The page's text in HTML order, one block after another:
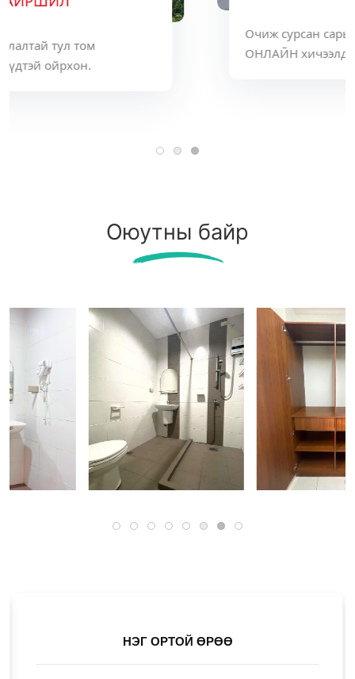
Очиж сурсан сарын тоогоор эргэж ирээд
ОНЛАЙН хичээлд суух урамшуулалтай.
Оюутны байр
НЭГ ОРТОЙ ӨРӨӨ